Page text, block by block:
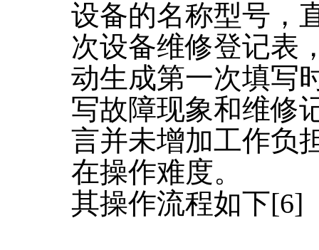
设备的名称型号，
次设备维修登记表
动生成第一次填写
写故障现象和维修
言并未增加工作负
在操作难度。
其操作流程如下[6]